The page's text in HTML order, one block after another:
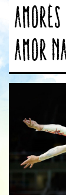
amor